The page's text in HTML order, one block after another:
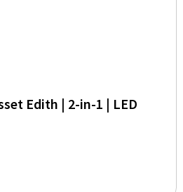
Edith | 2-in-1 | LED